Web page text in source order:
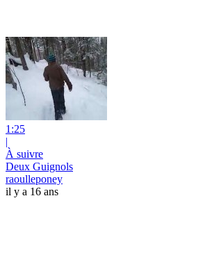
1:25
|
À suivre
Deux Guignols
raoulleponey
il y a 16 ans